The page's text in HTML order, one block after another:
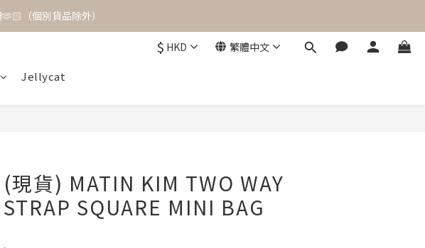
（個別貨品除外）
$ HKD 繁體中文
Jellycat
(現貨) MATIN KIM TWO WAY
STRAP SQUARE MINI BAG